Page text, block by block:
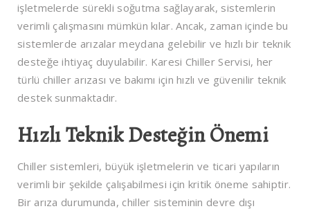
işletmelerde sürekli soğutma sağlayarak, sistemlerin
verimli çalışmasını mümkün kılar. Ancak, zaman içinde bu
sistemlerde arızalar meydana gelebilir ve hızlı bir teknik
desteğe ihtiyaç duyulabilir. Karesi Chiller Servisi, her
türlü chiller arızası ve bakımı için hızlı ve güvenilir teknik
destek sunmaktadır.
Hızlı Teknik Desteğin Önemi
Chiller sistemleri, büyük işletmelerin ve ticari yapıların
verimli bir şekilde çalışabilmesi için kritik öneme sahiptir.
Bir arıza durumunda, chiller sisteminin devre dışı